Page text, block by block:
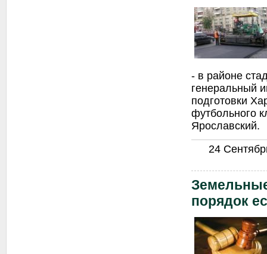
- в районе
генеральный
подготовки
футбольного
Ярославский.
24
порядок